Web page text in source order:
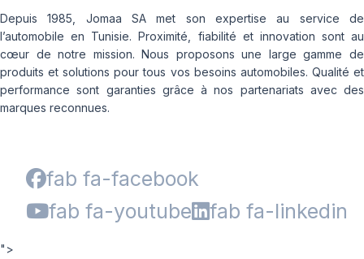
Depuis 1985, Jomaa SA met son expertise au service de
l’automobile en Tunisie. Proximité, fiabilité et innovation sont au
cœur de notre mission. Nous proposons une large gamme de
produits et solutions pour tous vos besoins automobiles. Qualité et
performance sont garanties grâce à nos partenariats avec des
marques reconnues.
fab fa-facebook
fab fa-youtube
fab fa-linkedin
">